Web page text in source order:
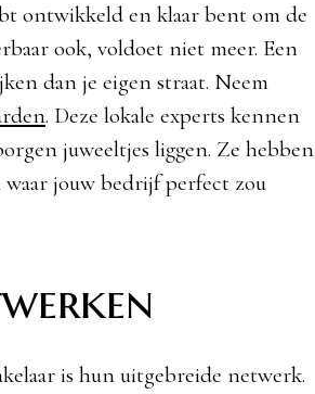
ontwikkeld en klaar bent om de
ook, voldoet niet meer. Een
dan je eigen straat. Neem
. Deze lokale experts kennen
juweeltjes liggen. Ze hebben
jouw bedrijf perfect zou
is hun uitgebreide netwerk.